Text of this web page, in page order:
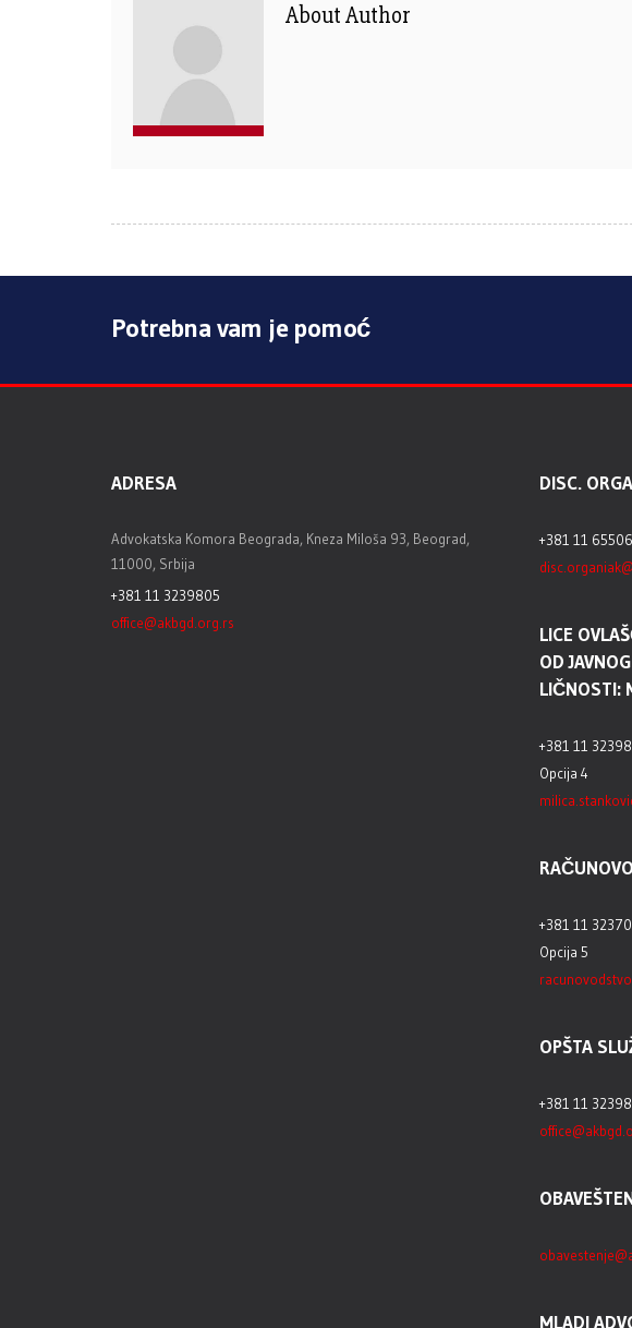
About Author
Potrebna vam je pomoć
ADRESA
Advokatska Komora Beograda, Kneza Miloša 93, Beograd,
11000, Srbija
+381 11 3239805
office@akbgd.org.rs
DISC.
+381 11
LICE
OD
LIČNOSTI:
+381 11
Opcija 4
+381 11
Opcija 5
OPŠTA
+381 11
MLADI